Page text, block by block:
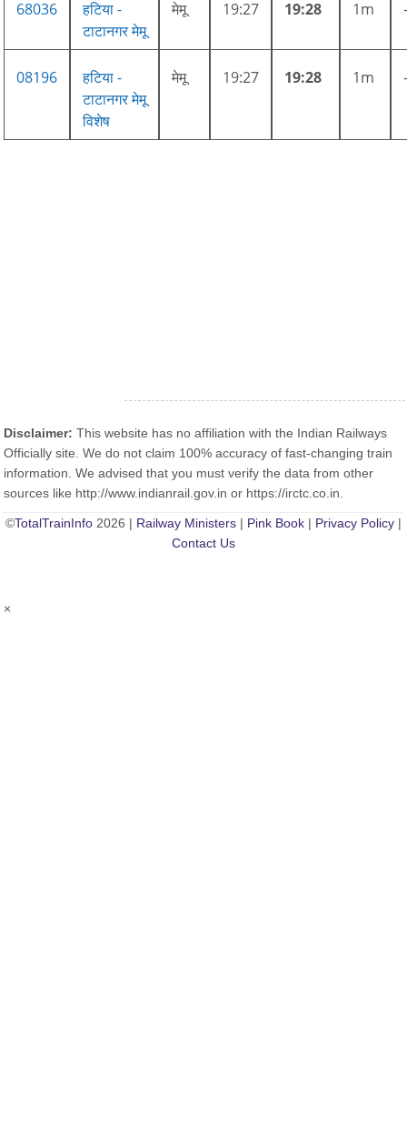
68036
हटिया -
टाटानगर मेमू
मेमू 19:27 19:28 1m
08196
हटिया -
टाटानगर मेमू
विशेष
मेमू 19:27 19:28 1m
Disclaimer: This website has no affiliation with the Indian Railways
Officially site. We do not claim 100% accuracy of fast-changing train
information. We advised that you must verify the data from other
sources like http://www.indianrail.gov.in or https://irctc.co.in.
©TotalTrainInfo 2026 | Railway Ministers | Pink Book | Privacy Policy |
Contact Us
×